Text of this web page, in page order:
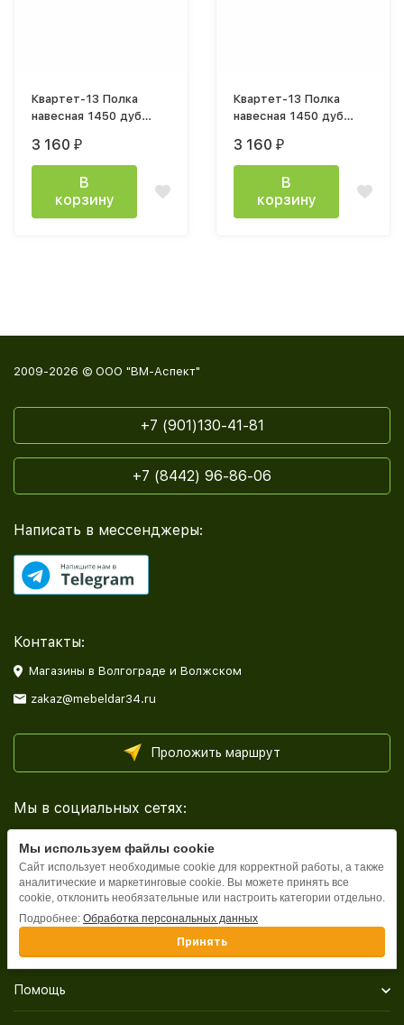
Квартет-13 Полка
навесная 1450 дуб
графит серый
3 160 ₽
В
корзину
Квартет-13 Полка
навесная 1450 дуб
3 160 ₽
В
корзину
2009-2026 © ООО "ВМ-Аспект"
+7 (901)130-41-81
+7 (8442) 96-86-06
Написать в мессенджеры:
Контакты:
Магазины в Волгограде и Волжском
zakaz@mebeldar34.ru
Проложить маршрут
Мы в социальных сетях:
Каталог
Помощь
Мы используем файлы cookie
Сайт использует необходимые cookie для корректной работы, а также
аналитические и маркетинговые cookie. Вы можете принять все
cookie, отклонить необязательные или настроить категории отдельно.
Подробнее: Обработка персональных данных
Принять